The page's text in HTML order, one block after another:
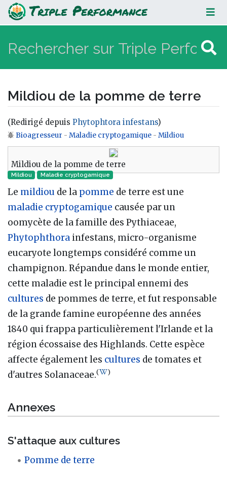
Mildiou de la pomme de terre
Mildiou de la pomme de terre
(Redirigé depuis Phytophtora infestans)
Aller à :navigation,rechercher
Bioagresseur - Maladie cryptogamique - Mildiou
Mildiou de la pomme de terre
Mildiou Maladie cryptogamique‎
Le mildiou de la pomme de terre est une
maladie cryptogamique causée par un
oomycète de la famille des Pythiaceae,
Phytophthora infestans, micro-organisme
eucaryote longtemps considéré comme un
champignon. Répandue dans le monde entier,
cette maladie est le principal ennemi des
cultures de pommes de terre, et fut responsable
de la grande famine européenne des années
1840 qui frappa particulièrement l'Irlande et la
région écossaise des Highlands. Cette espèce
affecte également les cultures de tomates et
d'autres Solanaceae.( )
Annexes
S'attaque aux cultures
Pomme de terre